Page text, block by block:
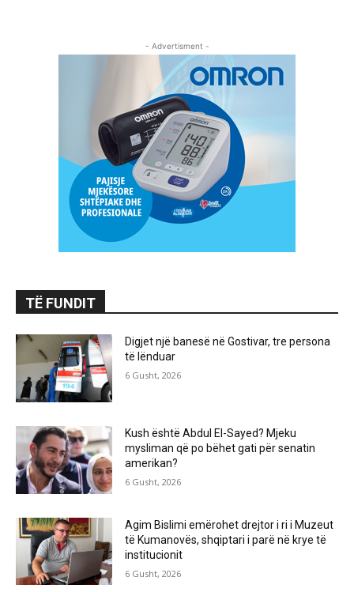
- Advertisment -
TË FUNDIT
Digjet një banesë në Gostivar, tre persona
të lënduar
6 Gusht, 2026
Kush është Abdul El-Sayed? Mjeku
mysliman që po bëhet gati për senatin
amerikan?
6 Gusht, 2026
Agim Bislimi emërohet drejtor i ri i Muzeut
të Kumanovës, shqiptari i parë në krye të
institucionit
6 Gusht, 2026